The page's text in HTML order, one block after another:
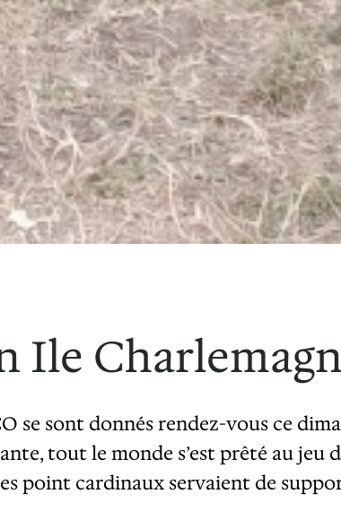
Ile
se sont donnés rendez-vous ce
tout le monde s’est prêté au
point cardinaux servaient de